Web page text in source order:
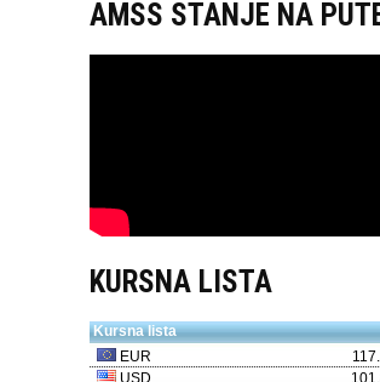
AMSS STANJE NA
KURSNA LISTA